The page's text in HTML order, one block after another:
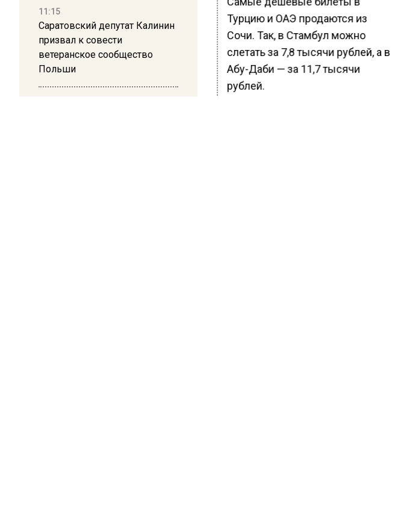
11:15
Саратовский депутат Калинин
призвал к совести
ветеранское сообщество
Польши
Турцию и ОАЭ продаются из
Сочи. Так, в Стамбул можно
слетать за 7,8 тысячи рублей, а в
Абу-Даби — за 11,7 тысячи
рублей.